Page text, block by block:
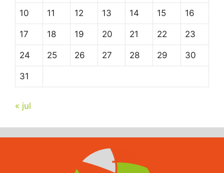
10 11 12 13 14 15 16
17 18 19 20 21 22 23
24 25 26 27 28 29 30
31
« jul